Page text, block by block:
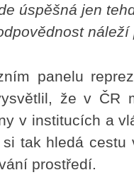
úspěšná jen
panelu
že v ČR
v institucích a
tak hledá
prostředí.